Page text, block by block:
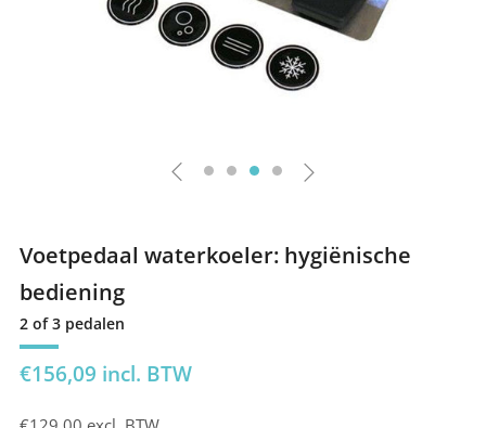
Voetpedaal waterkoeler: hygiënische
bediening
2 of 3 pedalen
Prijs
€156,09 incl. BTW